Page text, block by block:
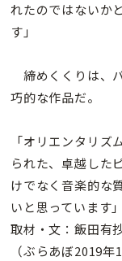
れたのではないか
す」
締めくくりは、
巧的な作品だ。
「オリエンタリ
られた、卓越した
けでなく音楽的な
いと思っています」
取材・文：飯田有
（ぶらあぼ2019年